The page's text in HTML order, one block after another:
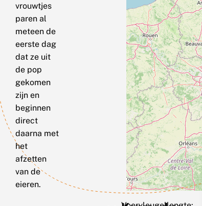
vrouwtjes
paren al
meteen de
eerste dag
dat ze uit
de pop
gekomen
zijn en
beginnen
direct
daarna met
het
afzetten
van de
eieren.